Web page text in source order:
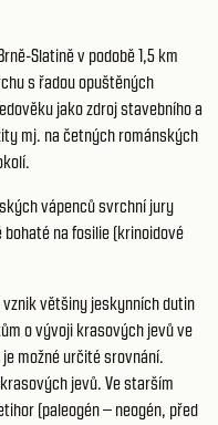
Slatině v podobě 1,5 km
s řadou opuštěných
jako zdroj stavebního a
mj. na četných románských
vápenců svrchní jury
na fosilie (krinoidové
většiny jeskynních dutin
o vývoji krasových jevů ve
možné určité srovnání.
jevů. Ve starším
(paleogén – neogén, před